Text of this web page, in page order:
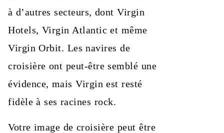
à d’autres secteurs, dont Virgin
Hotels, Virgin Atlantic et même
Virgin Orbit. Les navires de
croisière ont peut-être semblé une
évidence, mais Virgin est resté
fidèle à ses racines rock.
Votre image de croisière peut être